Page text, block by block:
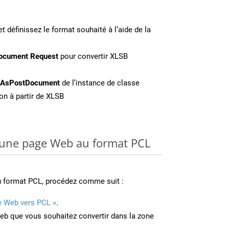
définissez le format souhaité à l’aide de la
Request pour convertir XLSB
de l’instance de classe
à partir de XLSB
page Web au format PCL
format PCL, procédez comme suit :
Web vers PCL ».
que vous souhaitez convertir dans la zone